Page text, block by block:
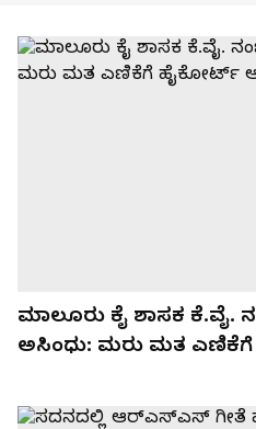
ಮಾಲೂರು ಕೈ ಶಾಸಕ
ಅಸಿಂಧು: ಮರು ಮತ